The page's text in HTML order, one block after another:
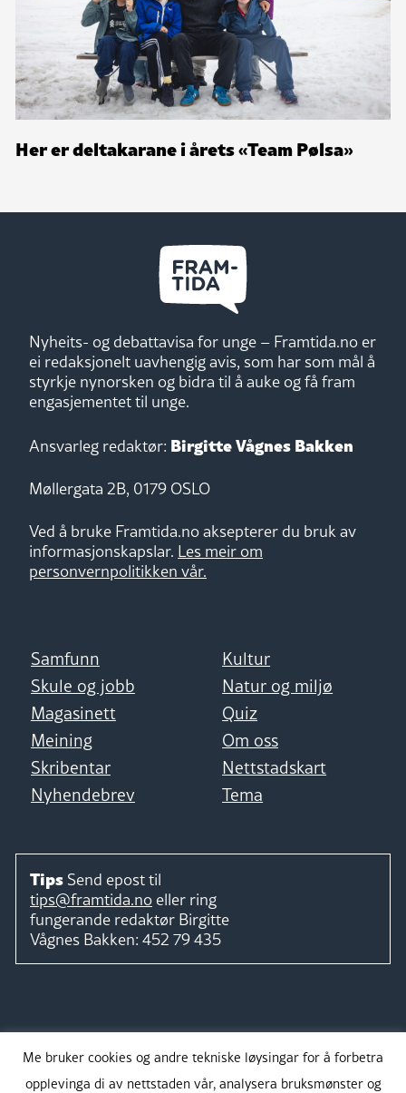
Her er deltakarane i årets «Team Pølsa»
Nyheits- og debattavisa for unge – Framtida.no er
ei redaksjonelt uavhengig avis, som har som mål å
styrkje nynorsken og bidra til å auke og få fram
engasjementet til unge.
Ansvarleg redaktør: Birgitte Vågnes Bakken
Møllergata 2B, 0179 OSLO
Ved å bruke Framtida.no aksepterer du bruk av
informasjonskapslar. Les meir om
personvernpolitikken vår.
Samfunn
Kultur
Skule og jobb
Natur og miljø
Magasinett
Quiz
Meining
Om oss
Skribentar
Nettstadskart
Nyhendebrev
Tema
Tips Send epost til
tips@framtida.no eller ring
fungerande redaktør Birgitte
Vågnes Bakken: 452 79 435
Me bruker cookies og andre tekniske løysingar for å forbetra
opplevinga di av nettstaden vår, analysera bruksmønster og